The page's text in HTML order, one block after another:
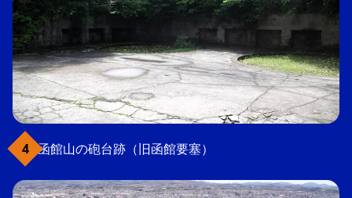
函館山の砲台跡（旧函館要塞）